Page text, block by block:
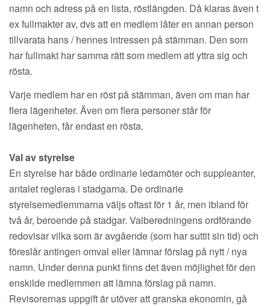
namn och adress på en lista, röstlängden. Då klaras även t
ex fullmakter av, dvs att en medlem låter en annan person
tillvarata hans / hennes intressen på stämman. Den som
har fullmakt har samma rätt som medlem att yttra sig och
rösta.
Varje medlem har en röst på stämman, även om man har
flera lägenheter. Även om flera personer står för
lägenheten, får endast en rösta.
Val av styrelse
En styrelse har både ordinarie ledamöter och suppleanter,
antalet regleras i stadgarna. De ordinarie
styrelsemedlemmarna väljs oftast för 1 år, men ibland för
två år, beroende på stadgar. Valberedningens ordförande
redovisar vilka som är avgående (som har suttit sin tid) och
föreslår antingen omval eller lämnar förslag på nytt / nya
namn. Under denna punkt finns det även möjlighet för den
enskilde medlemmen att lämna förslag på namn.
Revisorernas uppgift är utöver att granska ekonomin, gå